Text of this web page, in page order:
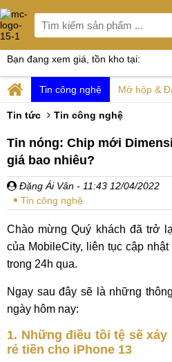
Bạn đang xem giá, tồn kho tại:
Tin công nghệ Mở hộp &
Tin tức Tin công nghệ
Tin nóng: Chip mới
giá bao nhiêu?
Đặng Ái Vân - 11:43 12/04/2022
Tin công nghệ
Chào mừng Quý khách đã trở
của MobileCity, liên tục cập
trong 24h qua.
Ngay sau đây sẽ là những
ngày hôm nay:
1. Những điều tồi tệ sẽ
rẻ tiền cho iPhone 13